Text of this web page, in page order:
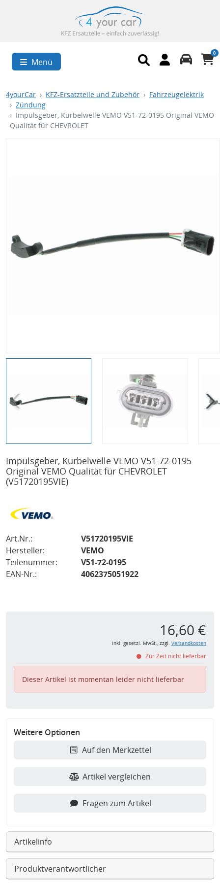
Menü
0
4yourCar KFZ-Ersatzteile und Zubehör
Fahrzeugelektrik
Zündung
Impulsgeber, Kurbelwelle VEMO V51-72-0195 Original VEMO
Qualität für CHEVROLET
Impulsgeber, Kurbelwelle VEMO V51-72-0195
Original VEMO Qualität für CHEVROLET
(V51720195VIE)
Art.Nr.:
V51720195VIE
Hersteller:
VEMO
Teilenummer:
V51-72-0195
EAN-Nr.:
4062375051922
16,60 €
inkl. gesetzl. MwSt., zzgl. Versandkosten
Zur Zeit nicht lieferbar
Dieser Artikel ist momentan leider nicht lieferbar
Weitere Optionen
Auf den Merkzettel
Artikel vergleichen
Fragen zum Artikel
Artikelinfo
Produktverantwortlicher